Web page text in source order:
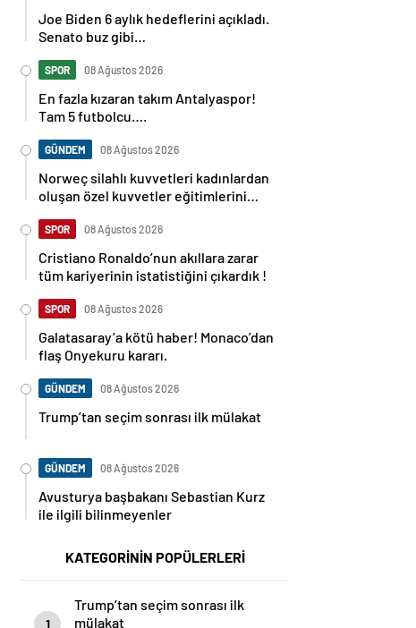
Joe Biden 6 aylık hedeflerini açıkladı.
Senato buz gibi…
SPOR 08 Ağustos 2026
En fazla kızaran takım Antalyaspor!
Tam 5 futbolcu….
GÜNDEM 08 Ağustos 2026
Norweç silahlı kuvvetleri kadınlardan
oluşan özel kuvvetler eğitimlerini
SPOR 08 Ağustos 2026
Cristiano Ronaldo’nun akıllara zarar
tüm kariyerinin istatistiğini çıkardık !
SPOR 08 Ağustos 2026
Galatasaray’a kötü haber! Monaco’dan
flaş Onyekuru kararı.
GÜNDEM 08 Ağustos 2026
Trump’tan seçim sonrası ilk mülakat
GÜNDEM 08 Ağustos 2026
Avusturya başbakanı Sebastian Kurz
ile ilgili bilinmeyenler
KATEGORİNİN POPÜLERLERİ
1
Trump’tan seçim sonrası ilk
mülakat